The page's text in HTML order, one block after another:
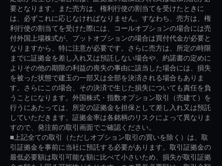
要となります。また売方は、権利行使の割当てを受けたときに
は、必ずこれに応じなければなりません。すなわち、売方は、権
利行使の割当てを受けた際には、コールオプションの場合には売
付外国上場株式が、プットオプションの場合は買付代金が必要と
なりますから、特に注意が必要です。さらに売方は、所定の時限
までに証拠金を差し入れ又は預託しない場合や、約諾書の定めに
よりその他の期限の利益の喪失の事由に該当した場合には、損失
を被った状態で建玉の一部又は全部を決済される場合もありま
す。さらにこの場合、その決済で生じた損失についても責任を負
うことになります。外国株式・指数オプション取引（売建て）を
行うにあたっては、所定の証拠金を担保として差し入れ又は預託
していただきます。証拠金率は各銘柄のリスクによって異なりま
すので、発注前の取引画面でご確認ください。
■上記全ての取引（ただしオプション取引の買いを除く）は、取
引証拠金を事前に当社に預託する必要があります。取引証拠金の
最低必要額は取引可能な額に比べて小さいため、損失が取引証拠